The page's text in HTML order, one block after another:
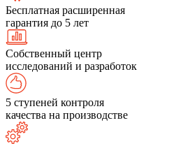
Бесплатная расширенная
гарантия до 5 лет
Собственный центр
исследований и разработок
5 ступеней контроля
качества на производстве